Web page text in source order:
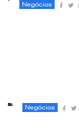
Negócios
Negócios